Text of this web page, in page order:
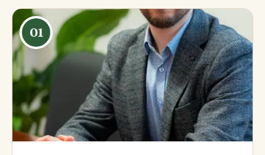
01